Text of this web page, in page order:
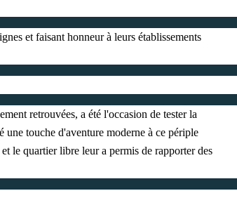
et faisant honneur à leurs établissements
retrouvées, a été l'occasion de tester la
touche d'aventure moderne à ce périple
le quartier libre leur a permis de rapporter des